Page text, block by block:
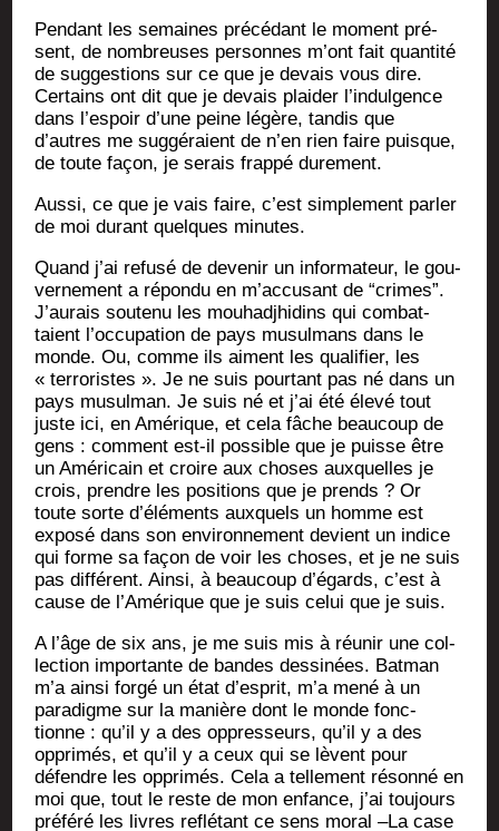
Pen­dant les semaines pré­cé­dant le moment pré­
sent, de nom­breuses per­sonnes m’ont fait quan­ti­té
de sug­ges­tions sur ce que je devais vous dire.
Cer­tains ont dit que je devais plai­der l’indulgence
dans l’espoir d’une peine légère, tan­dis que
d’autres me sug­gé­raient de n’en rien faire puisque,
de toute façon, je serais frap­pé durement.
Aus­si, ce que je vais faire, c’est sim­ple­ment par­ler
de moi durant quelques minutes.
Quand j’ai refu­sé de deve­nir un infor­ma­teur, le gou­
ver­ne­ment a répon­du en m’accusant de “crimes”.
J’aurais sou­te­nu les mou­had­j­hi­dins qui com­bat­
taient l’occupation de pays musul­mans dans le
monde. Ou, comme ils aiment les qua­li­fier, les
« ter­ro­ristes ». Je ne suis pour­tant pas né dans un
pays musul­man. Je suis né et j’ai été éle­vé tout
juste ici, en Amé­rique, et cela fâche beau­coup de
gens : com­ment est-il pos­sible que je puisse être
un Amé­ri­cain et croire aux choses aux­quelles je
crois, prendre les posi­tions que je prends ? Or
toute sorte d’éléments aux­quels un homme est
expo­sé dans son envi­ron­ne­ment devient un indice
qui forme sa façon de voir les choses, et je ne suis
pas dif­fé­rent. Ain­si, à beau­coup d’égards, c’est à
cause de l’Amérique que je suis celui que je suis.
A l’âge de six ans, je me suis mis à réunir une col­
lec­tion impor­tante de bandes des­si­nées. Bat­man
m’a ain­si for­gé un état d’esprit, m’a mené à un
para­digme sur la manière dont le monde fonc­
tionne : qu’il y a des oppres­seurs, qu’il y a des
oppri­més, et qu’il y a ceux qui se lèvent pour
défendre les oppri­més. Cela a tel­le­ment réson­né en
moi que, tout le reste de mon enfance, j’ai tou­jours
pré­fé­ré les livres reflé­tant ce sens moral –La case